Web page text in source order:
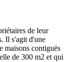
de leur
Il s'agit d'une
maisons contiguës
de 300 m2 et qui